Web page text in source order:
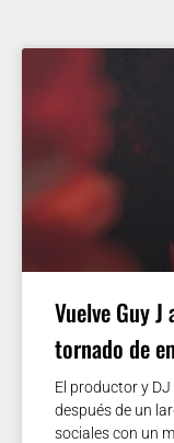
Vuelve Guy
tornado de
El productor y
después de un
sociales con un